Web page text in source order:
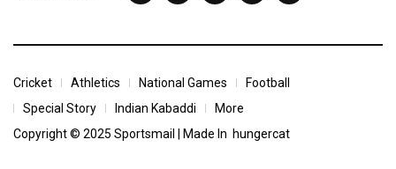
Cricket Athletics National Games
Football
Special Story
Indian Kabaddi
More
Copyright © 2025 Sportsmail | Made In hungercat